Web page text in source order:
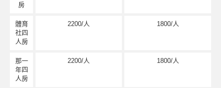
房
體育
社四
人房
2200/人 1800/人
那一
年四
人房
2200/人 1800/人